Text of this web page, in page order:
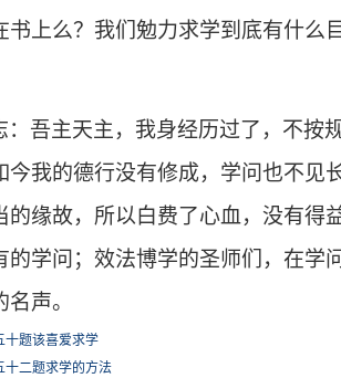
书上么？我们勉力求学到底有什么
：吾主天主，我身经历过了，不按
今我的德行没有修成，学问也不见
的缘故，所以白费了心血，没有得
的学问；效法博学的圣师们，在学
声。
十题该喜爱求学
十二题求学的方法